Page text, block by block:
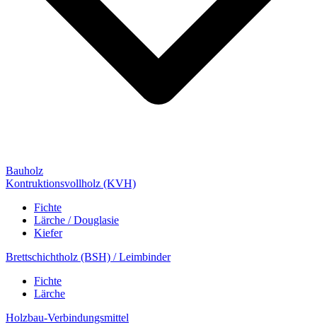
Bauholz
Kontruktionsvollholz (KVH)
Fichte
Lärche / Douglasie
Kiefer
Brettschichtholz (BSH) / Leimbinder
Fichte
Lärche
Holzbau-Verbindungsmittel